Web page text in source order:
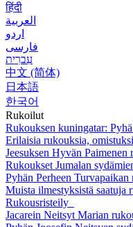
हिंदी
العربية
اردو
فارسی
עִברִית
中文 (简体)
日本語
한국어
Rukoilut
Rukouksen kuningatar:
Erilaisia rukouksia,
Jeesuksen Hyvän
Rukoukset Jumalan
Pyhän Perheen Turvapaikan
Muista ilmestyksistä saatuja
Rukousristeily
Jacarein Neitsyt Marian